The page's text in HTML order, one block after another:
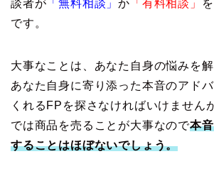
談者が 「無料相談」か 「有料相談」
です。
大事なことは、あなた自身の悩みを解
あなた自身に寄り添った本音のアド
くれるFPを探さなければいけません
では商品を売ることが大事なので本
することはほぼないでしょう。